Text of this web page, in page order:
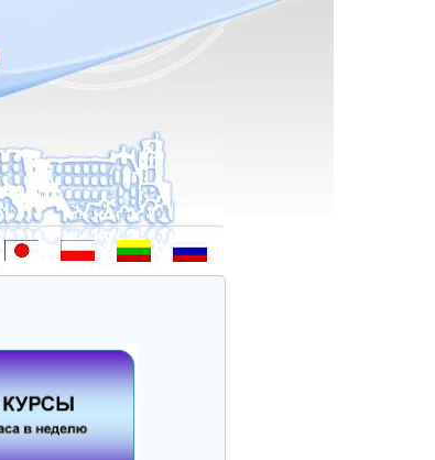
- Hoş geldiniz! - 欢迎 - ようこそ - Witamy - Sveiki atvykę